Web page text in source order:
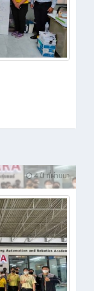
4 ปี ที่ผ่านมา